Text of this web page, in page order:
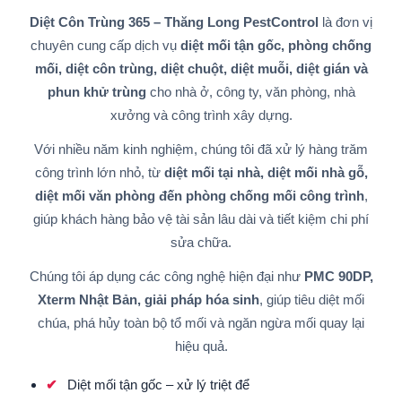
Diệt Côn Trùng 365 – Thăng Long PestControl là đơn vị
chuyên cung cấp dịch vụ diệt mối tận gốc, phòng chống
mối, diệt côn trùng, diệt chuột, diệt muỗi, diệt gián và
phun khử trùngcho nhà ở, công ty, văn phòng, nhà
xưởng và công trình xây dựng.
Với nhiều năm kinh nghiệm, chúng tôi đã xử lý hàng trăm
công trình lớn nhỏ, từ diệt mối tại nhà, diệt mối nhà gỗ,
diệt mối văn phòng đến phòng chống mối công trình,
giúp khách hàng bảo vệ tài sản lâu dài và tiết kiệm chi phí
sửa chữa.
Chúng tôi áp dụng các công nghệ hiện đại như PMC 90DP,
Xterm Nhật Bản, giải pháp hóa sinh, giúp tiêu diệt mối
chúa, phá hủy toàn bộ tổ mối và ngăn ngừa mối quay lại
hiệu quả.
Diệt mối tận gốc – xử lý triệt để